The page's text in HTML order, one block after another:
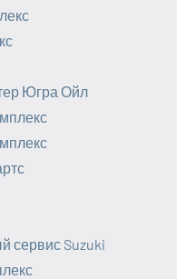
Югра Ойл
сервис Suzuki